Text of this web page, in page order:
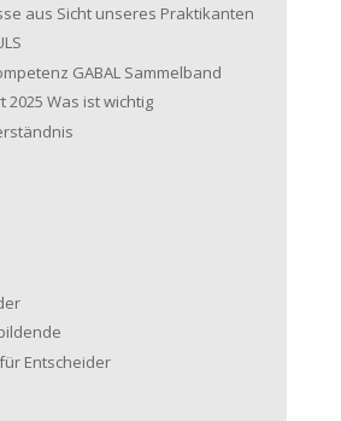
aus Sicht unseres Praktikanten
GABAL Sammelband
Was ist wichtig
Entscheider